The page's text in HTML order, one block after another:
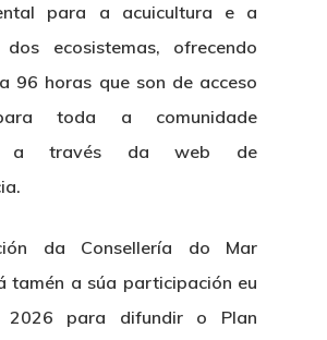
para a acuicultura e a
dos ecosistemas, ofrecendo
96 horas que son de acceso
toda a comunidade
a través da web de
da Consellería do Mar
tamén a súa participación eu
2026 para difundir o Plan